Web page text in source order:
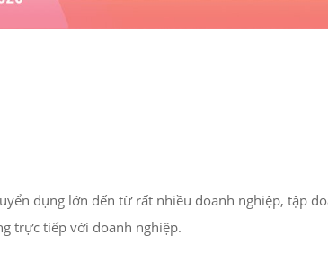
dụng lớn đến từ rất nhiều doanh nghiệp, tập
trực tiếp với doanh nghiệp.